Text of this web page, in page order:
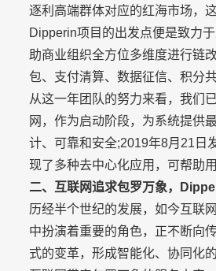
逐利高端群体对应的红海市场，
Dipperin项目的出发点便是致力
助商业组织全方位多维度进行链
包、支付清算、数据征信、积分
从这一年团队的努力来看，我们
网，作为启动阶段，为系统提供
计、可靠和安全;2019年8月21日
现了多种去中心化应用，可帮助
二、互联网追求包罗万象，
历经半个世纪的发展，如今互联
中扮演着重要的角色，正不断向
式的变革，形成智能化、协同化的